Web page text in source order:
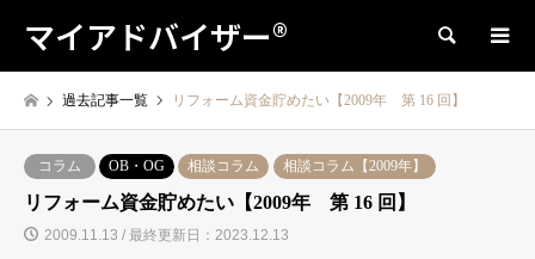
マイアドバイザー® 検索
過去記事一覧 リフォーム資金貯めたい【2009年 第 16 回】
コラム OB・OG 相談コラム 相談コラム【2009年】
リフォーム資金貯めたい【2009年 第 16 回】
2009.11.13 / 最終更新日：2023.12.13